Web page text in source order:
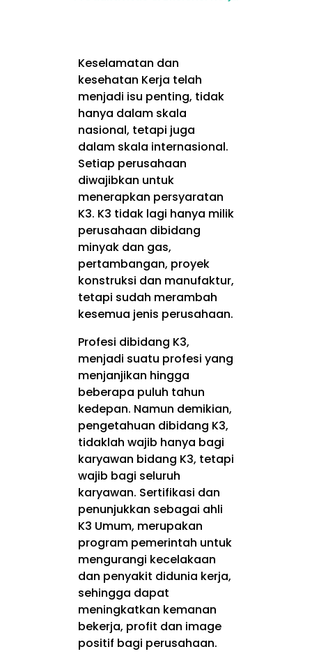
Keselamatan dan
kesehatan Kerja telah
menjadi isu penting, tidak
hanya dalam skala
nasional, tetapi juga
dalam skala internasional.
Setiap perusahaan
diwajibkan untuk
menerapkan persyaratan
K3. K3 tidak lagi hanya milik
perusahaan dibidang
minyak dan gas,
pertambangan, proyek
konstruksi dan manufaktur,
tetapi sudah merambah
kesemua jenis perusahaan.
Profesi dibidang K3,
menjadi suatu profesi yang
menjanjikan hingga
beberapa puluh tahun
kedepan. Namun demikian,
pengetahuan dibidang K3,
tidaklah wajib hanya bagi
karyawan bidang K3, tetapi
wajib bagi seluruh
karyawan. Sertifikasi dan
penunjukkan sebagai ahli
K3 Umum, merupakan
program pemerintah untuk
mengurangi kecelakaan
dan penyakit didunia kerja,
sehingga dapat
meningkatkan kemanan
bekerja, profit dan image
positif bagi perusahaan.